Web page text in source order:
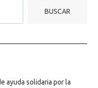
BUSCAR
ayuda solidaria por la